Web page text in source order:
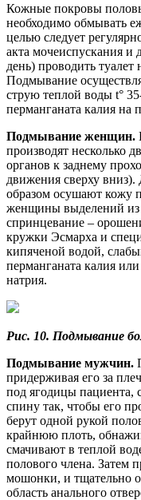
Кожные покровы
необходимо обмывать
целью следует
акта мочеиспускания и
день) проводить
Подмывание
струю теплой воды t°
перманганата калия на
Подмывание женщин.
производят несколько
органов к заднему
движения сверху
образом осушают кожу
женщины выделений из
спринцевание –
кружки Эсмарха и
кипяченой водой,
перманганата калия
натрия.
Рис. 10. Подмывание
Подмывание мужчин.
придерживая его за
под ягодицы пациента,
спину так, чтобы его
берут одной рукой
крайнюю плоть,
смачивают в теплой
полового члена. Затем
мошонки, и тщательно
область анального